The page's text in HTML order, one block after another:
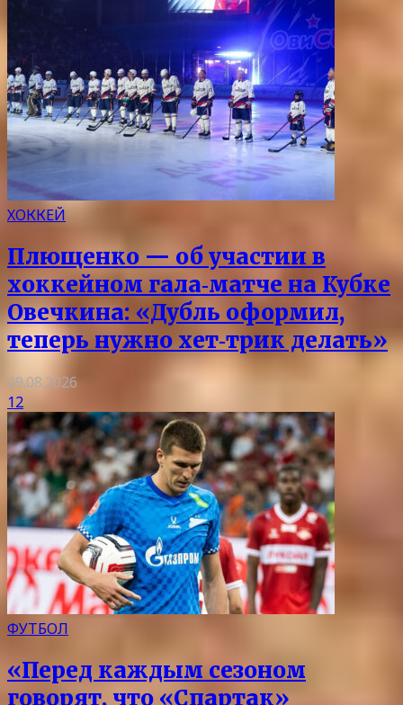
ХОККЕЙ
Плющенко — об участии в
хоккейном гала‑матче на Кубке
Овечкина: «Дубль оформил,
теперь нужно хет‑трик делать»
09.08.2026
12
ФУТБОЛ
«Перед каждым сезоном
говорят, что «Спартак»